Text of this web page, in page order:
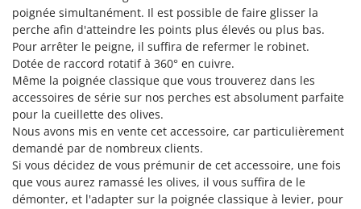
Filets pour la Récolte des olives
Filtres pour vin et huile
Floconneuses
Fouloirs - Égrappoirs
Fourches pour tracteur
Fours d'extérieur - intérieur pour pizza et cuisine
Fours électriques
Fraises à neige
Cresco
Cruccolini
CTEK
D
Dal Degan
DCG
Deca
DeWalt
Di Martino
poignée simultanément. Il est possible de faire glisser la
perche afin d'atteindre les points plus élevés ou plus bas.
Pour arrêter le peigne, il suffira de refermer le robinet.
Dotée de raccord rotatif à 360° en cuivre.
Même la poignée classique que vous trouverez dans les
accessoires de série sur nos perches est absolument parfaite
pour la cueillette des olives.
Nous avons mis en vente cet accessoire, car particulièrement
demandé par de nombreux clients.
Si vous décidez de vous prémunir de cet accessoire, une fois
que vous aurez ramassé les olives, il vous suffira de le
démonter, et l'adapter sur la poignée classique à levier, pour